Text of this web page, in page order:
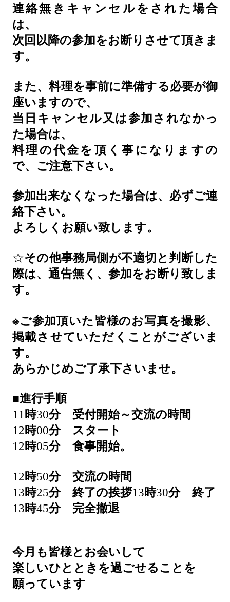
連絡無きキャンセルをされた場合
は、
次回以降の参加をお断りさせて頂きま
す。
また、料理を事前に準備する必要が御
座いますので、
当日キャンセル又は参加されなかっ
た場合は、
料理の代金を頂く事になりますの
で、ご注意下さい。
参加出来なくなった場合は、必ずご連
絡下さい。
よろしくお願い致します。
☆その他事務局側が不適切と判断した
際は、通告無く、参加をお断り致しま
す。
※ご参加頂いた皆様のお写真を撮影、
掲載させていただくことがございま
す。
あらかじめご了承下さいませ。
■進行手順
11時30分 受付開始～交流の時間
12時00分 スタート
12時05分 食事開始。
12 時50分 交流の時間
13 時25分 終了の挨拶13 時30分 終了
13 時45分 完全撤退
今月も皆様とお会いして
楽しいひとときを過ごせることを
願っています